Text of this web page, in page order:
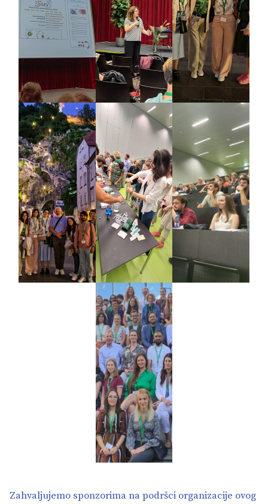
Zahvaljujemo sponzorima na podršci organizacije ovog